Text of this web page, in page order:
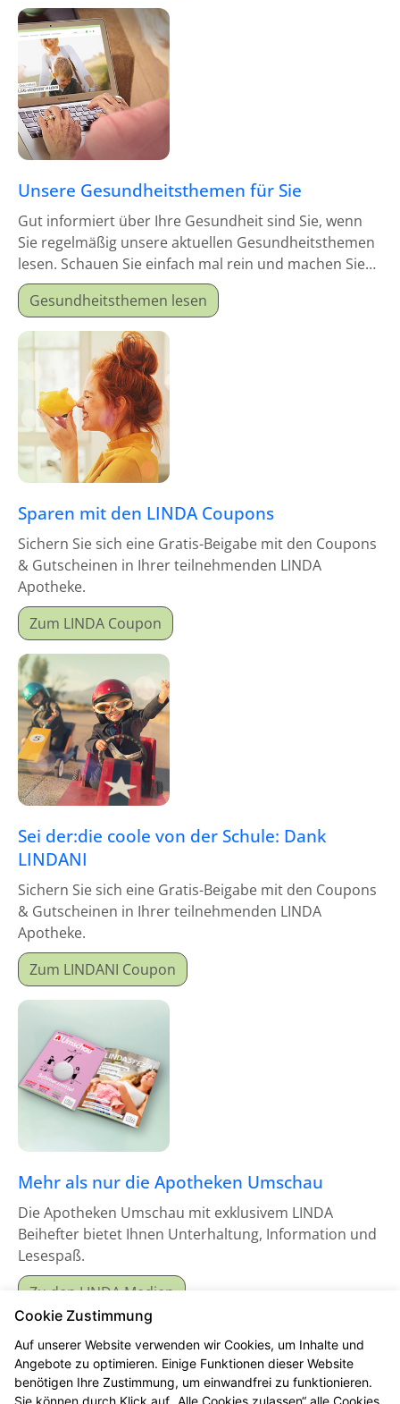
Unsere Gesundheitsthemen für Sie
Gut informiert über Ihre Gesundheit sind Sie, wenn
Sie regelmäßig unsere aktuellen Gesundheitsthemen
lesen. Schauen Sie einfach mal rein und machen Sie
sich schlau!
Gesundheitsthemen lesen
Sparen mit den LINDA Coupons
Sichern Sie sich eine Gratis-Beigabe mit den Coupons
& Gutscheinen in Ihrer teilnehmenden LINDA
Apotheke.
Zum LINDA Coupon
Sei der:die coole von der Schule: Dank
LINDANI
Sichern Sie sich eine Gratis-Beigabe mit den Coupons
& Gutscheinen in Ihrer teilnehmenden LINDA
Apotheke.
Zum LINDANI Coupon
Mehr als nur die Apotheken Umschau
Die Apotheken Umschau mit exklusivem LINDA
Beihefter bietet Ihnen Unterhaltung, Information und
Lesespaß.
Zu den LINDA Medien
Cookie Zustimmung
Auf unserer Website verwenden wir Cookies, um Inhalte und
Angebote zu optimieren. Einige Funktionen dieser Website
benötigen Ihre Zustimmung, um einwandfrei zu funktionieren.
Sie können durch Klick auf „Alle Cookies zulassen“ alle Cookies